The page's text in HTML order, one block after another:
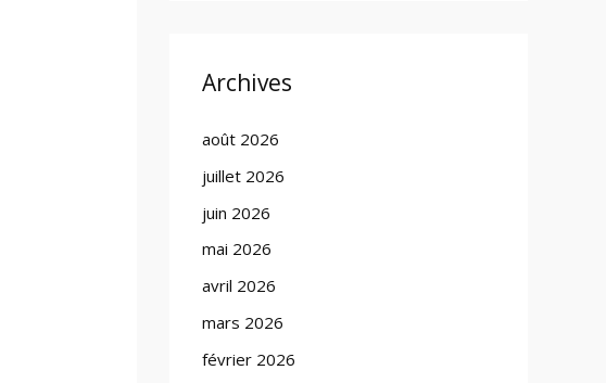
Archives
août 2026
juillet 2026
juin 2026
mai 2026
avril 2026
mars 2026
février 2026